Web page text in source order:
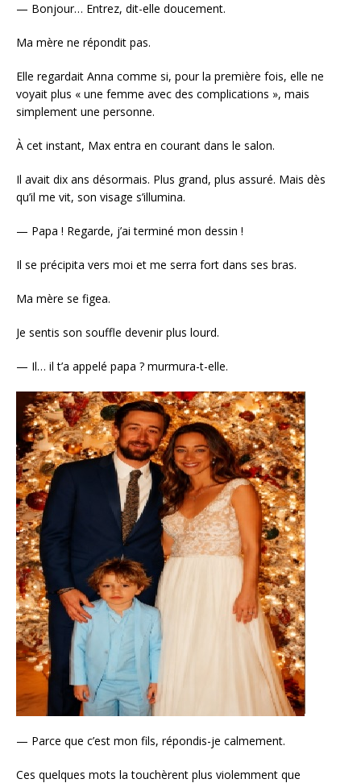
— Bonjour… Entrez, dit-elle doucement.
Ma mère ne répondit pas.
Elle regardait Anna comme si, pour la première fois, elle ne
voyait plus « une femme avec des complications », mais
simplement une personne.
À cet instant, Max entra en courant dans le salon.
Il avait dix ans désormais. Plus grand, plus assuré. Mais dès
qu’il me vit, son visage s’illumina.
— Papa ! Regarde, j’ai terminé mon dessin !
Il se précipita vers moi et me serra fort dans ses bras.
Ma mère se figea.
Je sentis son souffle devenir plus lourd.
— Il… il t’a appelé papa ? murmura-t-elle.
— Parce que c’est mon fils, répondis-je calmement.
Ces quelques mots la touchèrent plus violemment que